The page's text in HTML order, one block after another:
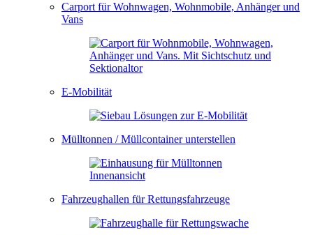
Carport für Wohnwagen, Wohnmobile, Anhänger und
Vans
E-Mobilität
Mülltonnen / Müllcontainer unterstellen
Fahrzeughallen für Rettungsfahrzeuge